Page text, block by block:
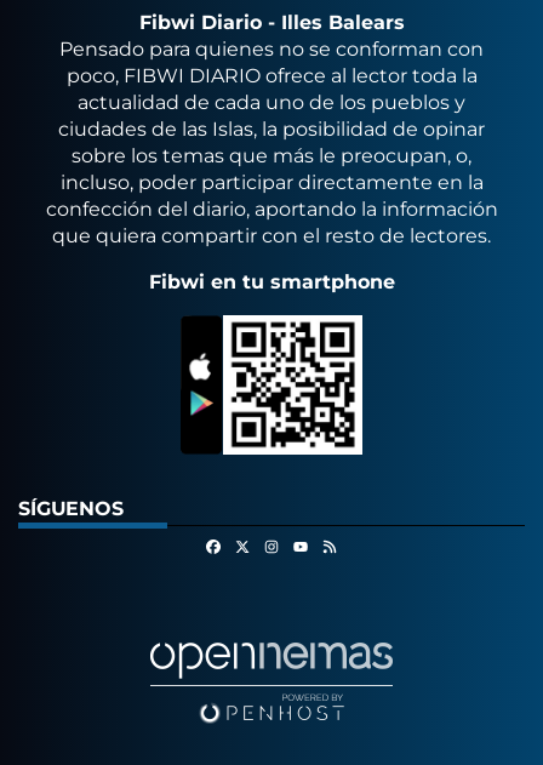
Fibwi Diario - Illes Balears
Pensado para quienes no se conforman con
poco, FIBWI DIARIO ofrece al lector toda la
actualidad de cada uno de los pueblos y
ciudades de las Islas, la posibilidad de opinar
sobre los temas que más le preocupan, o,
incluso, poder participar directamente en la
confección del diario, aportando la información
que quiera compartir con el resto de lectores.
Fibwi en tu smartphone
SÍGUENOS
FacebookInstagram